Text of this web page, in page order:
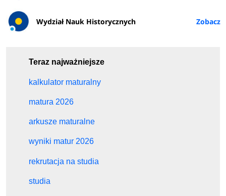
Wydział Nauk Historycznych
Teraz najważniejsze
kalkulator maturalny
matura 2026
arkusze maturalne
wyniki matur 2026
rekrutacja na studia
studia